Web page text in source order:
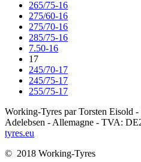
265/75-16
275/60-16
275/70-16
285/75-16
7.50-16
17
245/70-17
245/75-17
255/75-17
Working-Tyres par Torsten Eisold
Adelebsen - Allemagne - TVA:
tyres.eu
© 2018 Working-Tyres